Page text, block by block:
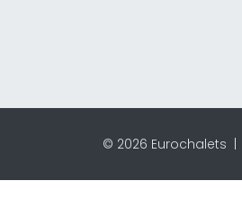
© 2026 Eurochalets |